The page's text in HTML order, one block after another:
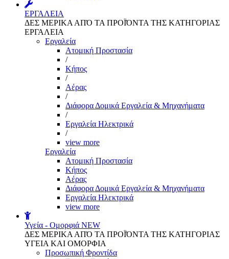
ΕΡΓΑΛΕΙΑ
ΔΕΣ ΜΕΡΙΚΑ ΑΠΌ ΤΑ ΠΡΟΪΌΝΤΑ ΤΗΣ ΚΑΤΗΓΟΡΙΑΣ
ΕΡΓΑΛΕΙΑ
Εργαλεία
Aτομική Προστασία
/
Kήπος
/
Αέρας
/
Διάφορα Δομικά Εργαλεία & Μηχανήματα
/
Εργαλεία Ηλεκτρικά
/
view more
Εργαλεία
Aτομική Προστασία
Kήπος
Αέρας
Διάφορα Δομικά Εργαλεία & Μηχανήματα
Εργαλεία Ηλεκτρικά
view more
Υγεία - Ομορφιά NEW
ΔΕΣ ΜΕΡΙΚΑ ΑΠΌ ΤΑ ΠΡΟΪΌΝΤΑ ΤΗΣ ΚΑΤΗΓΟΡΙΑΣ
ΥΓΕΙΑ ΚΑΙ ΟΜΟΡΦΙΑ
Προσωπική Φροντίδα